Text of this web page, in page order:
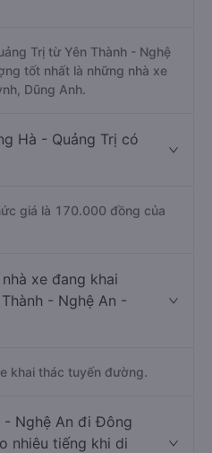
Trị từ Yên Thành - Nghệ
tốt nhất là những nhà xe
Dũng Anh.
Hà - Quảng Trị có
giá là 170.000 đồng của
xe đang khai
- Nghệ An -
khai thác tuyến đường.
- Nghệ An đi Đông
nhiêu tiếng khi di